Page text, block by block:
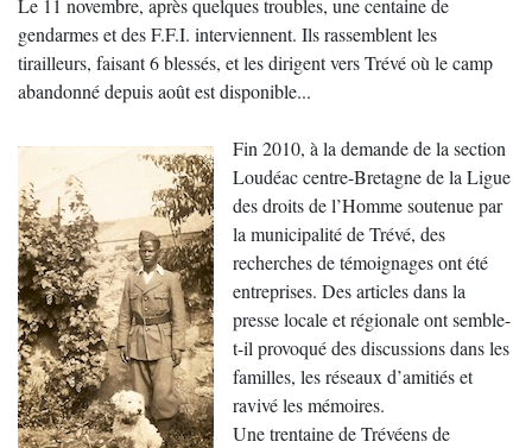
Le 11 novembre, après quelques troubles, une centaine de
gendarmes et des F.F.I. interviennent. Ils rassemblent les
tirailleurs, faisant 6 blessés, et les dirigent vers Trévé où le camp
abandonné depuis août est disponible...
Fin 2010, à la demande de la section
Loudéac centre-Bretagne de la Ligue
des droits de l’Homme soutenue par
la municipalité de Trévé, des
recherches de témoignages ont été
entreprises. Des articles dans la
presse locale et régionale ont semble-
t-il provoqué des discussions dans les
familles, les réseaux d’amitiés et
ravivé les mémoires.
Une trentaine de Trévéens de